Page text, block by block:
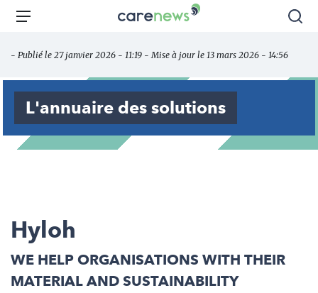
Aller
principal
Carenews,
des
acteurs
l'engagement
Menu
- Publié le 27 janvier 2026 - 11:19 - Mise à jour le 13 mars 2026 - 14:56
L'annuaire des solutions
Hyloh
WE HELP ORGANISATIONS WITH THEIR
MATERIAL AND SUSTAINABILITY